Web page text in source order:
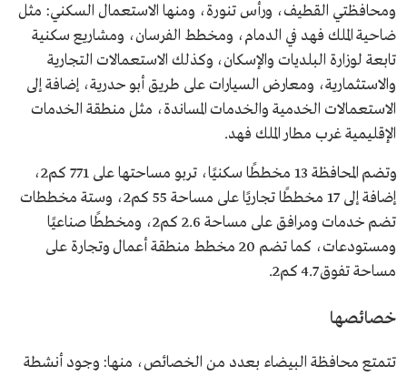
ومحافظتي القطيف، ورأس تنورة، ومنها الاستعمال السكني: مثل
ضاحية الملك فهد في الدمام، ومخطط الفرسان، ومشاريع سكنية
تابعة لوزارة البلديات والإسكان، وكذلك الاستعمالات التجارية
والاستثمارية، ومعارض السيارات على طريق أبو حدرية، إضافة إلى
الاستعمالات الخدمية والخدمات المساندة، مثل منطقة الخدمات
الإقليمية غرب مطار الملك فهد.
وتضم المحافظة 13 مخططًا سكنيًا، تربو مساحتها على 771 كم2،
إضافة إلى 17 مخططًا تجاريًا على مساحة 55 كم2، وستة مخططات
تضم خدمات ومرافق على مساحة 2.6 كم2، ومخططًا صناعيًا
ومستودعات، كما تضم 20 مخطط منطقة أعمال وتجارة على
مساحة تفوق 4.7 كم2.
خصائصها
تتمتع محافظة البيضاء بعدد من الخصائص، منها: وجود أنشطة